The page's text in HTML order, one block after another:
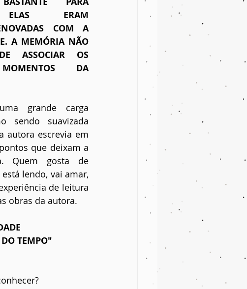
ELAS ERAM
COM A
A MEMÓRIA NÃO
ASSOCIAR OS
DA
grande carga
sendo suavizada
autora escrevia em
que deixam a
Quem gosta de
lendo, vai amar,
de leitura
obras da autora.
TEMPO"